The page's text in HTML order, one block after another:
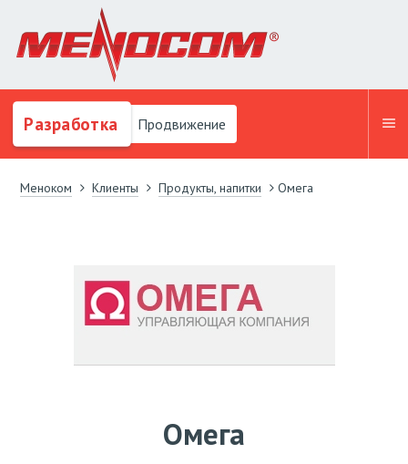
Разработка Продвижение
Меноком Клиенты Продукты, напитки Омега
Омега